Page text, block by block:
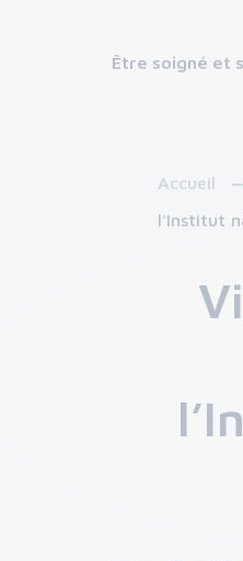
Être soigné et
Accueil
l'Institut